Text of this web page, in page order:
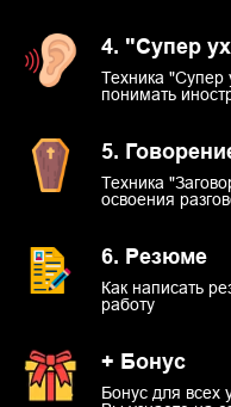
4. "Супер
Техника "Супер
понимать
5.
Техника
освоения
6. Резюме
Как написать
работу
+ Бонус
Бонус для всех